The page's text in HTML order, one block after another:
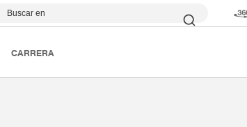
Buscar en
CARRERA
ZUB-REF CFILT00011